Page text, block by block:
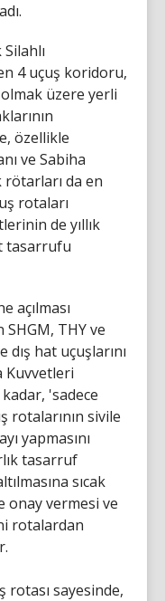
4 uçuş koridoru,
üzere yerli
özellikle
ve Sabiha
rötarları da en
rotaları
de yıllık
tasarrufu
açılması
SHGM, THY ve
hat uçuşlarını
Kuvvetleri
'sadece
rotalarının sivile
yapmasını
tasarruf
sıcak
onay vermesi ve
rotalardan
rotası sayesinde,